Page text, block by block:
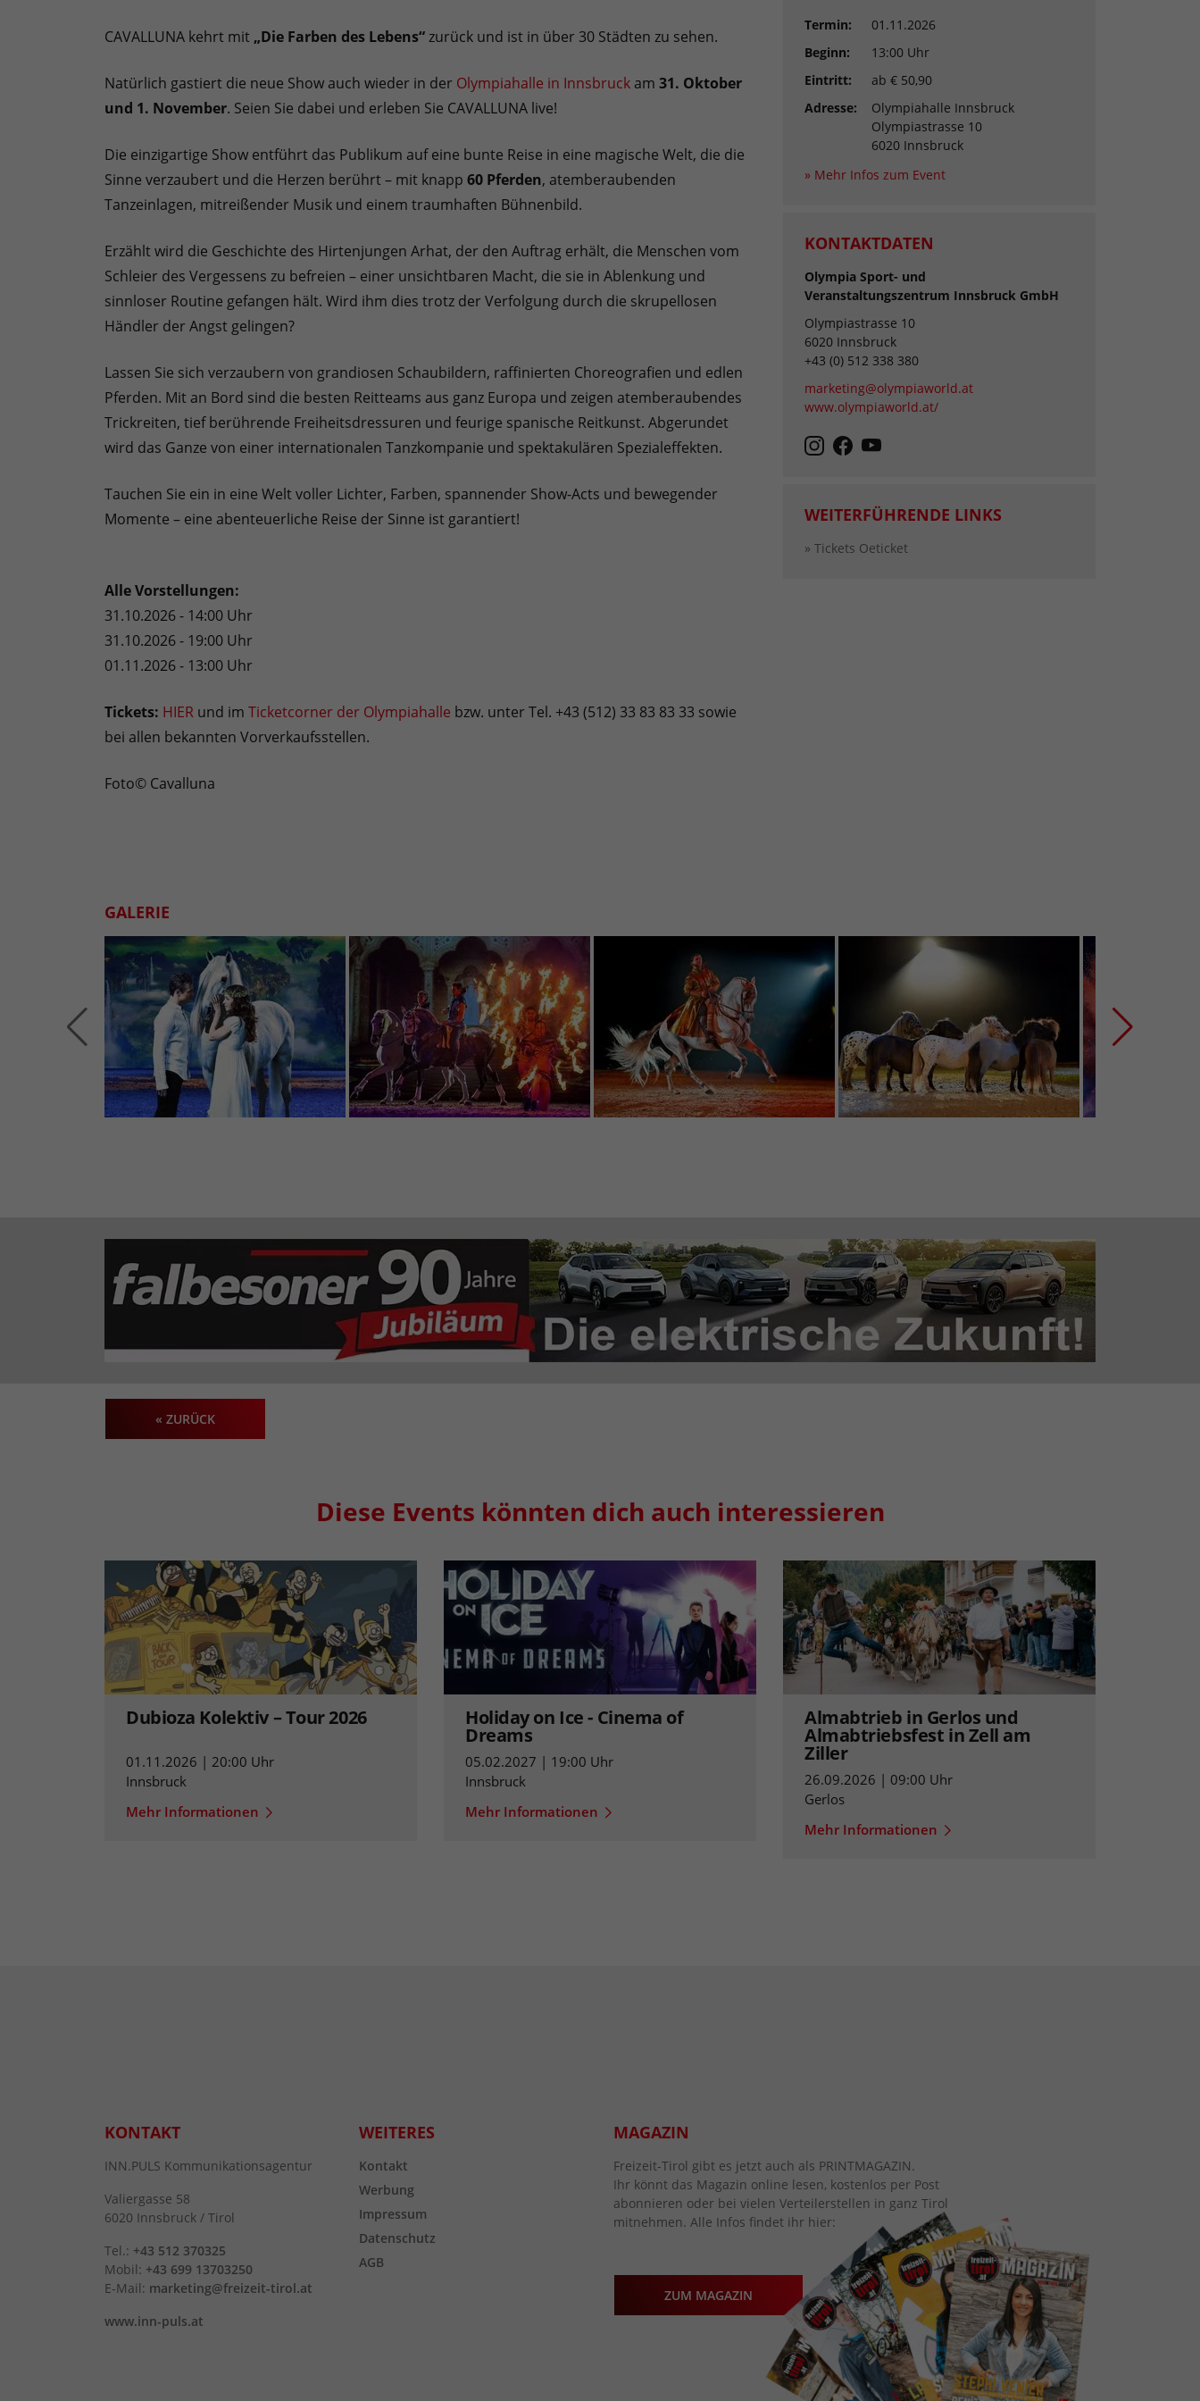
CAVALLUNA kehrt mit „Die Farben des Lebens“zurück und ist in über 30 Städten zu sehen.
Natürlich gastiert die neue Show auch wieder in der Olympiahalle in Innsbruck am 31. Oktober
und 1. November. Seien Sie dabei und erleben Sie CAVALLUNA live!
Die einzigartige Show entführt das Publikum auf eine bunte Reise in eine magische Welt, die die
Sinne verzaubert und die Herzen berührt – mit knapp 60 Pferden, atemberaubenden
Tanzeinlagen, mitreißender Musik und einem traumhaften Bühnenbild.
Erzählt wird die Geschichte des Hirtenjungen Arhat, der den Auftrag erhält, die Menschen vom
Schleier des Vergessens zu befreien – einer unsichtbaren Macht, die sie in Ablenkung und
sinnloser Routine gefangen hält. Wird ihm dies trotz der Verfolgung durch die skrupellosen
Händler der Angst gelingen?
Lassen Sie sich verzaubern von grandiosen Schaubildern, raffinierten Choreografien und edlen
Pferden. Mit an Bord sind die besten Reitteams aus ganz Europa und zeigen atemberaubendes
Trickreiten, tief berührende Freiheitsdressuren und feurige spanische Reitkunst. Abgerundet
wird das Ganze von einer internationalen Tanzkompanie und spektakulären Spezialeffekten.
Tauchen Sie ein in eine Welt voller Lichter, Farben, spannender Show-Acts und bewegender
Momente – eine abenteuerliche Reise der Sinne ist garantiert!
Alle Vorstellungen:
31.10.2026 - 14:00 Uhr
31.10.2026 - 19:00 Uhr
01.11.2026 - 13:00 Uhr
Tickets: HIER und im Ticketcorner der Olympiahalle bzw. unter Tel. +43 (512) 33 83 83 33 sowie
bei allen bekannten Vorverkaufsstellen.
Foto© Cavalluna
Termin:
01.11.2026
Beginn:
13:00 Uhr
Eintritt:
ab € 50,90
Adresse:
Olympiahalle Innsbruck
Olympiastrasse 10
6020 Innsbruck
» Mehr Infos zum Event
KONTAKTDATEN
Olympia Sport- und
Veranstaltungszentrum Innsbruck GmbH
Olympiastrasse 10
6020 Innsbruck
+43 (0) 512 338 380
marketing@olympiaworld.at
www.olympiaworld.at/
WEITERFÜHRENDE LINKS
» Tickets Oeticket
GALERIE
« ZURÜCK
Diese Events könnten dich auch interessieren
Dubioza Kolektiv – Tour 2026
01.11.2026 | 20:00 Uhr
Innsbruck
Mehr Informationen
Holiday on Ice - Cinema of
Dreams
05.02.2027 | 19:00 Uhr
Innsbruck
Mehr Informationen
Almabtrieb in Gerlos und
Almabtriebsfest in Zell am
Ziller
26.09.2026 | 09:00 Uhr
Gerlos
Mehr Informationen
KONTAKT
INN.PULS Kommunikationsagentur
Valiergasse 58
6020 Innsbruck / Tirol
Tel.: +43 512 370325
Mobil: +43 699 13703250
E-Mail: marketing@freizeit-tirol.at
www.inn-puls.at
WEITERES
Kontakt
Werbung
Impressum
Datenschutz
AGB
MAGAZIN
Freizeit-Tirol gibt es jetzt auch als PRINTMAGAZIN.
Ihr könnt das Magazin online lesen, kostenlos per Post
abonnieren oder bei vielen Verteilerstellen in ganz Tirol
mitnehmen. Alle Infos findet ihr hier:
ZUM MAGAZIN